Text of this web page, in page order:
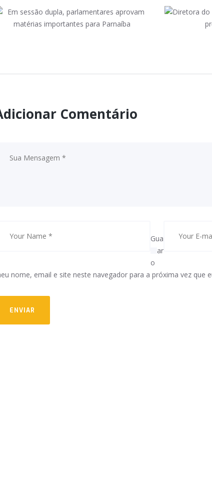
Em sessão dupla,
parlamentares aprovam
Comentário
Gua
rdar
o
nome, email e site neste navegador para a próxima vez que